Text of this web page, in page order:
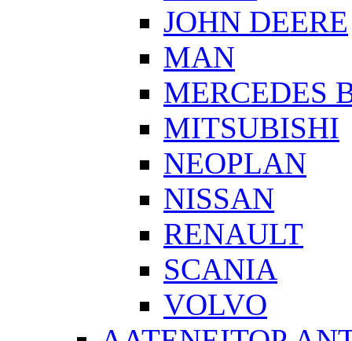
JOHN DEERE
MAN
MERCEDES
MITSUBISHI
NEOPLAN
NISSAN
RENAULT
SCANIA
VOLVO